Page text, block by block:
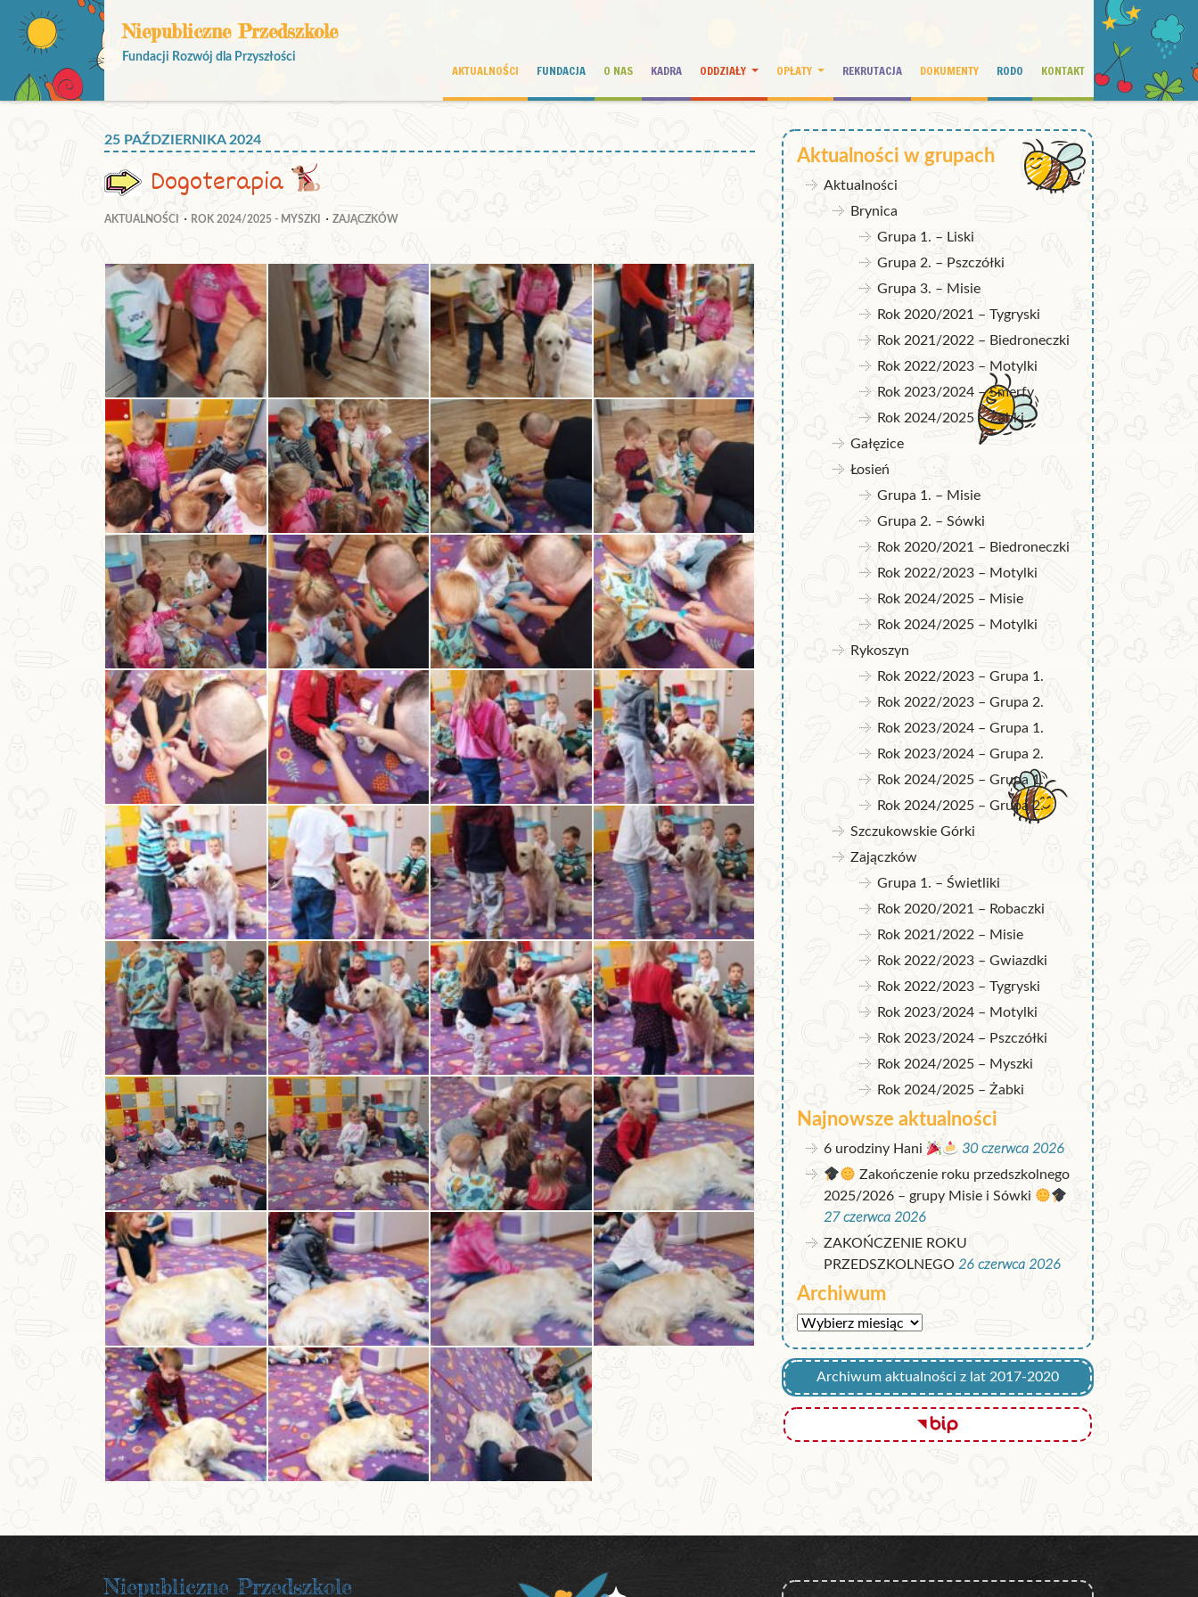
Niepubliczne Przedszkole
Fundacji Rozwój dla Przyszłości
AKTUALNOŚCI FUNDACJA O NAS KADRA ODDZIAŁY OPŁATY REKRUTACJA DOKUMENTY RODO KONTAKT
25 PAŹDZIERNIKA 2024
Dogoterapia
AKTUALNOŚCI ROK 2024/2025 - MYSZKI ZAJĄCZKÓW
Aktualności w grupach
Aktualności
Brynica
Grupa 1. – Liski
Grupa 2. – Pszczółki
Grupa 3. – Misie
Rok 2020/2021 – Tygryski
Rok 2021/2022 – Biedroneczki
Rok 2022/2023 – Motylki
Rok 2023/2024 – Smerfy
Rok 2024/2025 – Żabki
Gałęzice
Łosień
Grupa 1. – Misie
Grupa 2. – Sówki
Rok 2020/2021 – Biedroneczki
Rok 2022/2023 – Motylki
Rok 2024/2025 – Misie
Rok 2024/2025 – Motylki
Rykoszyn
Rok 2022/2023 – Grupa 1.
Rok 2022/2023 – Grupa 2.
Rok 2023/2024 – Grupa 1.
Rok 2023/2024 – Grupa 2.
Rok 2024/2025 – Grupa 1.
Rok 2024/2025 – Grupa 2.
Szczukowskie Górki
Zajączków
Grupa 1. – Świetliki
Rok 2020/2021 – Robaczki
Rok 2021/2022 – Misie
Rok 2022/2023 – Gwiazdki
Rok 2022/2023 – Tygryski
Rok 2023/2024 – Motylki
Rok 2023/2024 – Pszczółki
Rok 2024/2025 – Myszki
Rok 2024/2025 – Żabki
Najnowsze aktualności
6 urodziny Hani
30 czerwca 2026
Zakończenie roku przedszkolnego
2025/2026 – grupy Misie i Sówki
27 czerwca 2026
ZAKOŃCZENIE ROKU
PRZEDSZKOLNEGO 26 czerwca 2026
Archiwum
Archiwum
Archiwum aktualności z lat 2017-2020
Niepubliczne Przedszkole